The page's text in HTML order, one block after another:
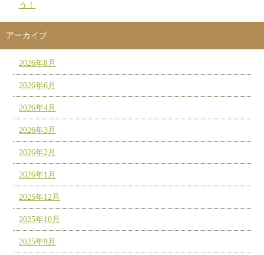
う！
アーカイブ
2026年8月
2026年6月
2026年4月
2026年3月
2026年2月
2026年1月
2025年12月
2025年10月
2025年9月